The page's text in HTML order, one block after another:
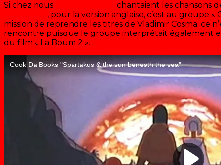
Si chez nous
chantaient les chansons
, pour la version anglaise, c’est au groupe «
mission de reprendre les titres de Vladimir Cosma; ce
rencontre puisque le groupe interprétait également
du film « La Boum 2 ».